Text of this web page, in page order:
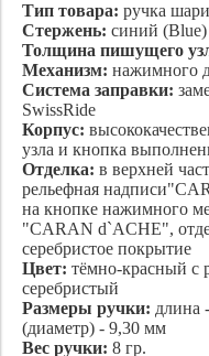
Тип товара: ручка
Стержень: синий (Blue)
Толщина пишущего
Механизм: нажимного
Система заправки:
SwissRide
Корпус:
узла и кнопка
Отделка: в верхней
рельефная
на кнопке нажимного
"CARAN d`ACHE",
серебристое покрытие
Цвет: тёмно-красный с
серебристый
Размеры ручки: длина
(диаметр) - 9,30 мм
Вес ручки: 8 гр.